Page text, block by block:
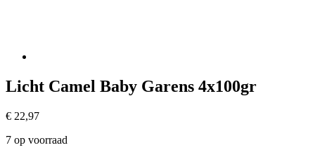
Licht Camel Baby Garens 4x100gr
€ 22,97
7 op voorraad